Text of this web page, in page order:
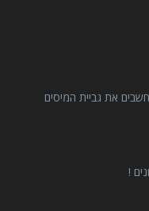
את גביית המיסים
!